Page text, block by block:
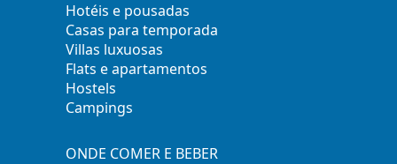
Hotéis e pousadas
Casas para temporada
Villas luxuosas
Flats e apartamentos
Hostels
Campings
ONDE COMER E BEBER